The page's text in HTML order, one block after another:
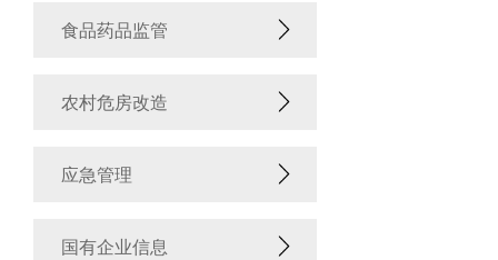
食品药品监管
农村危房改造
应急管理
国有企业信息